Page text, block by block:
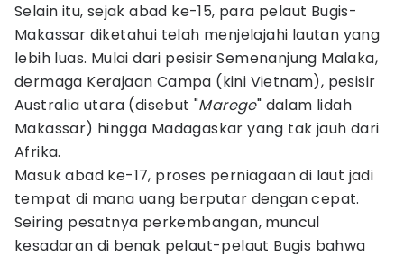
Selain itu, sejak abad ke-15, para pelaut Bugis-
Makassar diketahui telah menjelajahi lautan yang
lebih luas. Mulai dari pesisir Semenanjung Malaka,
dermaga Kerajaan Campa (kini Vietnam), pesisir
Australia utara (disebut "Marege" dalam lidah
Makassar) hingga Madagaskar yang tak jauh dari
Afrika.
Masuk abad ke-17, proses perniagaan di laut jadi
tempat di mana uang berputar dengan cepat.
Seiring pesatnya perkembangan, muncul
kesadaran di benak pelaut-pelaut Bugis bahwa